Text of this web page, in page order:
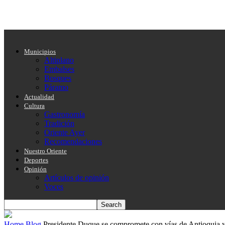
Municipios
Altiplano
Embalses
Bosques
Páramo
Actualidad
Cultura
Gastronomía
Tradición
Oriente Ayer
Recomendaciones
Nuestro Oriente
Deportes
Opinión
Artículos de opinión
Voces